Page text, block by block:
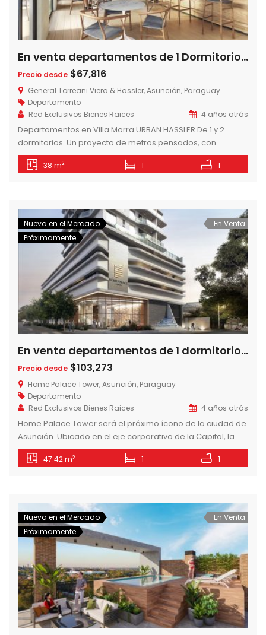
En venta departamentos de 1 Dormitorio 38m2 Edificio 437 Hassler – Urban Domus, Villa Morra – Asunción – Paraguay
Precio desde $67,816
General Torreani Viera & Hassler, Asunción, Paraguay
Departamento
Red Exclusivos Bienes Raices
4 años atrás
Departamentos en Villa Morra URBAN HASSLER De 1 y 2
dormitorios. Un proyecto de metros pensados, con
espacios que invitan a compartir y disfrutar de una vida
confortable. El equilibrio entre lo urbano y lo elemental.
Kitchen. -Gimnasio […]
38 m2 1 1
Nueva en el Mercado
Próximamente
En Venta
En venta departamentos de 1 dormitorio en Home Palace a pasos del Shopping del Sol
Precio desde $103,273
Home Palace Tower, Asunción, Paraguay
Departamento
Red Exclusivos Bienes Raices
4 años atrás
Home Palace Tower será el próximo ícono de la ciudad de
Asunción. Ubicado en el eje corporativo de la Capital, la
torre desafía el marco constructivo actual con materiales
de construcción de características high-end y con la
zona. Departamentos Hign […]
47.42 m2 1 1
Nueva en el Mercado
Próximamente
En Venta